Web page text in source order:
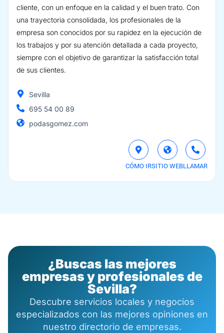
cliente, con un enfoque en la calidad y el buen trato. Con
una trayectoria consolidada, los profesionales de la
empresa son conocidos por su rapidez en la ejecución de
los trabajos y por su atención detallada a cada proyecto,
siempre con el objetivo de garantizar la satisfacción total
de sus clientes.
Sevilla
695 54 00 89
podasgomez.com
CÓMO IRSITIO WEBLLAMAR
¿Buscas las mejores
empresas y profesionales de
Sevilla?
Descubre servicios locales y negocios
especializados con las mejores opiniones en
nuestro directorio de empresas.